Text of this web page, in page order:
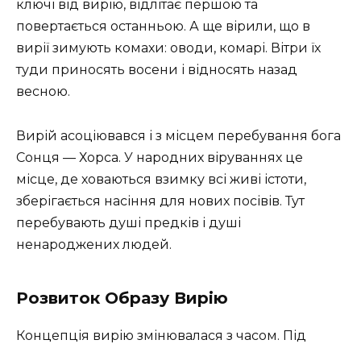
ключі від вирію, відлітає першою та
повертається останньою. А ще вірили, що в
вирії зимують комахи: оводи, комарі. Вітри їх
туди приносять восени і відносять назад
весною.
Вирій асоціювався і з місцем перебування бога
Сонця — Хорса. У народних віруваннях це
місце, де ховаються взимку всі живі істоти,
зберігається насіння для нових посівів. Тут
перебувають душі предків і душі
ненароджених людей.
Розвиток Образу Вирію
Концепція вирію змінювалася з часом. Під